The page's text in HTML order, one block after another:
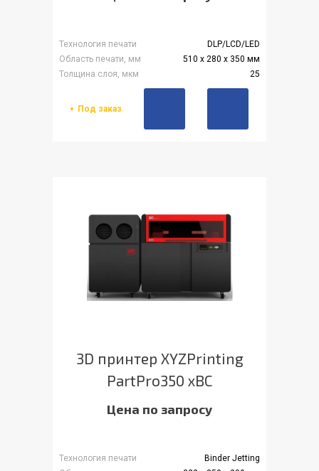
Технология печати
DLP/LCD/LED
Область печати, мм
510 x 280 x 350 мм
Толщина слоя, мкм
25
Под заказ
3D принтер XYZPrinting
PartPro350 xBC
Цена по запросу
Технология печати
Binder Jetting